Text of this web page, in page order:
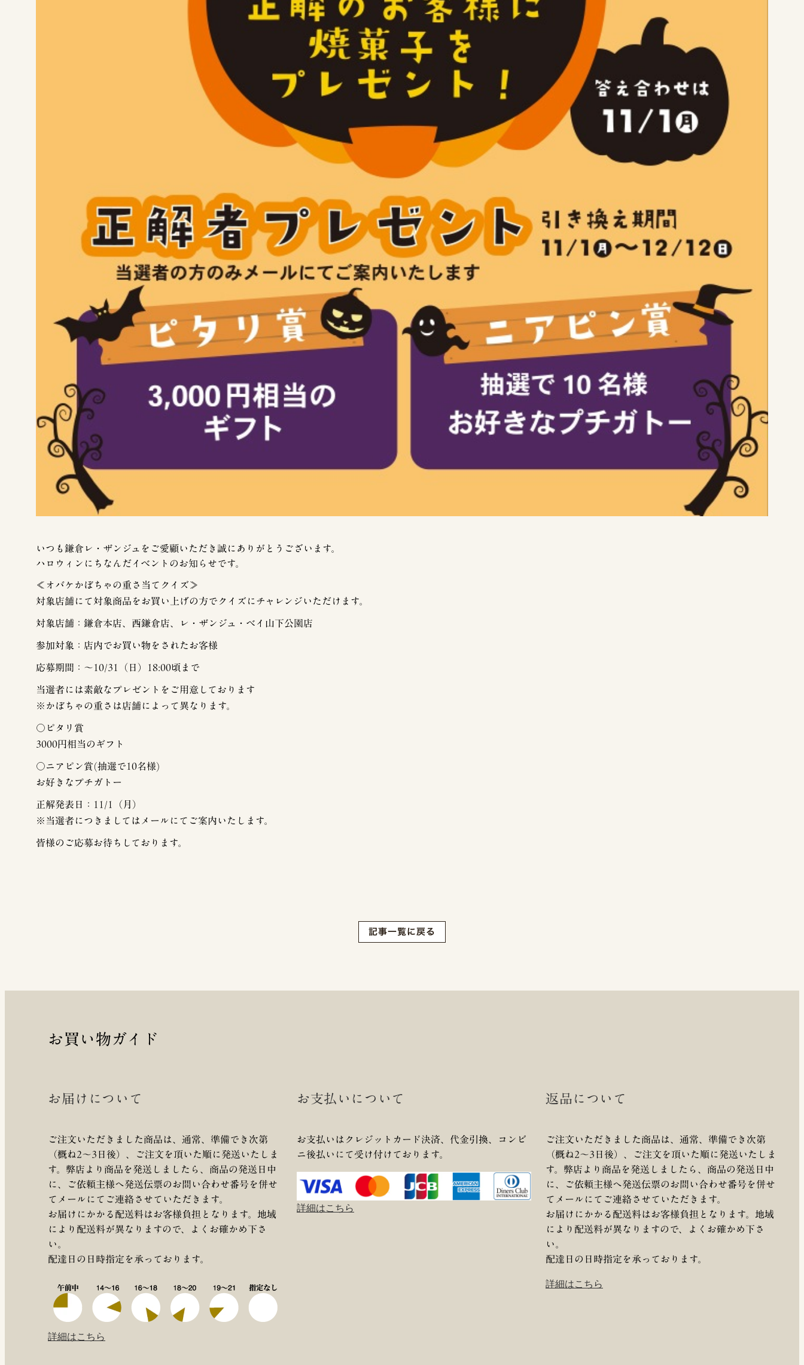
いつも鎌倉レ・ザンジュをご愛顧いただき誠にありがとうございます。
ハロウィンにちなんだイベントのお知らせです。
≪オバケかぼちゃの重さ当てクイズ≫
対象店舗にて対象商品をお買い上げの方でクイズにチャレンジいただけます。
対象店舗：鎌倉本店、西鎌倉店、レ・ザンジュ・ベイ山下公園店
参加対象：店内でお買い物をされたお客様
応募期間：〜10/31（日）18:00頃まで
当選者には素敵なプレゼントをご用意しております
※かぼちゃの重さは店舗によって異なります。
○ピタリ賞
3000円相当のギフト
○ニアピン賞(抽選で10名様)
お好きなプチガトー
正解発表日：11/1（月）
※当選者につきましてはメールにてご案内いたします。
皆様のご応募お待ちしております。
記事一覧に戻る
お買い物ガイド
お届けについて
ご注文いただきました商品は、通常、準備でき次第
（概ね2～3日後）、ご注文を頂いた順に発送いたしま
す。弊店より商品を発送しましたら、商品の発送日中
に、ご依頼主様へ発送伝票のお問い合わせ番号を併せ
てメールにてご連絡させていただきます。
お届けにかかる配送料はお客様負担となります。地域
により配送料が異なりますので、よくお確かめ下さ
い。
配達日の日時指定を承っております。
詳細はこちら
お支払いについて
お支払いはクレジットカード決済、代金引換、コンビ
ニ後払いにて受け付けております。
詳細はこちら
返品について
ご注文いただきました商品は、通常、準備でき次第
（概ね2～3日後）、ご注文を頂いた順に発送いたしま
す。弊店より商品を発送しましたら、商品の発送日中
に、ご依頼主様へ発送伝票のお問い合わせ番号を併せ
てメールにてご連絡させていただきます。
お届けにかかる配送料はお客様負担となります。地域
により配送料が異なりますので、よくお確かめ下さ
い。
配達日の日時指定を承っております。
詳細はこちら